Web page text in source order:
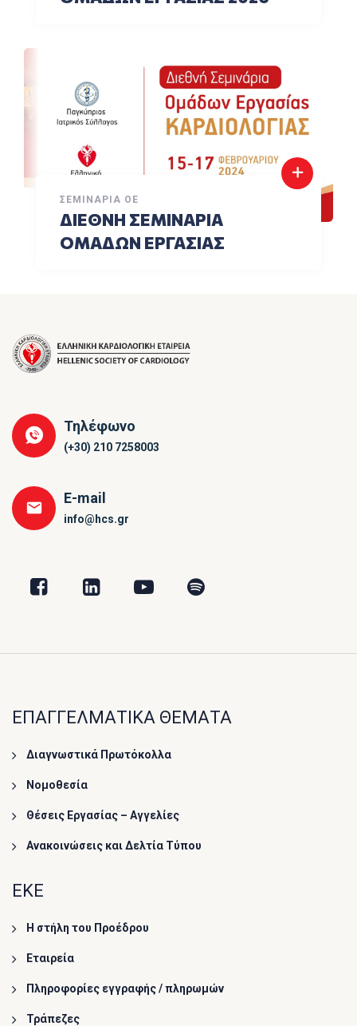
ΣΕΜΙΝΆΡΙΑ ΟΕ
ΔΙΕΘΝΗ ΣΕΜΙΝΑΡΙΑ
ΟΜΑΔΩΝ ΕΡΓΑΣΙΑΣ
Τηλέφωνο
(+30) 210 7258003
E-mail
info@hcs.gr
ΕΠΑΓΓΕΛΜΑΤΙΚΑ ΘΕΜΑΤΑ
Διαγνωστικά Πρωτόκολλα
Νομοθεσία
Θέσεις Εργασίας – Αγγελίες
Ανακοινώσεις και Δελτία Τύπου
ΕΚΕ
Η στήλη του Προέδρου
Εταιρεία
Πληροφορίες εγγραφής / πληρωμών
Τράπεζες